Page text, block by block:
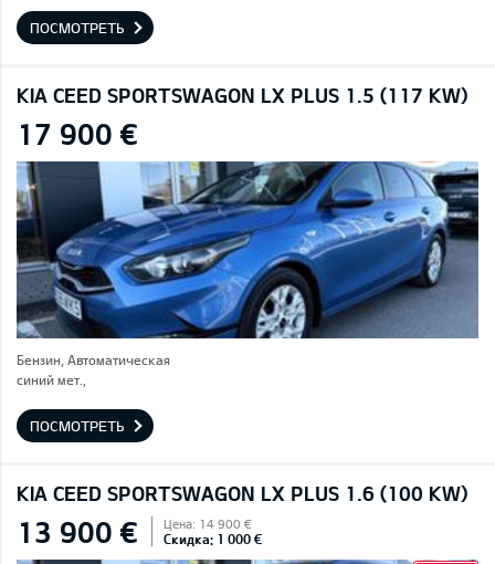
ПОСМОТРЕТЬ
KIA CEED SPORTSWAGON LX PLUS 1.5 (117 KW)
17 900 €
Бензин, Автоматическая
синий мет.,
ПОСМОТРЕТЬ
KIA CEED SPORTSWAGON LX PLUS 1.6 (100 KW)
13 900 € Цена: 14 900 €
Скидка: 1 000 €